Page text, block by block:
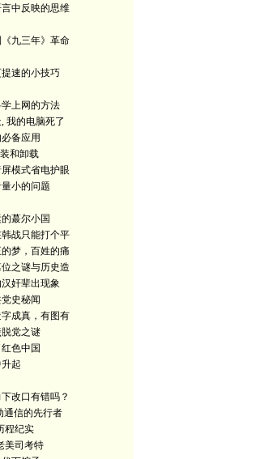
中反映的思维
九三年》革命
提速的小技巧
学上网的方法
我的电脑死了
备应用
和卸载
模式省电护眼
小的问题
蕞尔小国
战只能打个平
梦，百姓的痛
之谜与历史造
奸辈出现象
史秘闻
成真，有图有
脱党之谜
色中国
起
改口有错吗？
通信的先行者
程纪实
美司考特